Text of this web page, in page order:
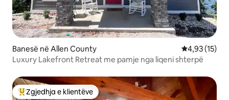
Banesë në Allen County Vlerësimi
4,93 (15)
Luxury Lakefront Retreat me pamje nga liqeni shterpë
Më të mirat e zgjedhjeve të klientëve
Zgjedhja e klientëve